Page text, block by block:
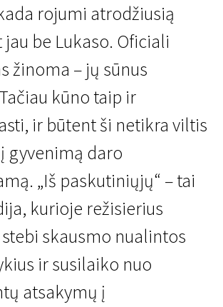
| N-16
rojumi atrodžiusią
be Lukaso. Oficiali
žinoma – jų sūnus
kūno taip ir
ir būtent ši netikra viltis
gyvenimą daro
„Iš paskutiniųjų“ – tai
kurioje režisierius
skausmo nualintos
ir susilaiko nuo
atsakymų į